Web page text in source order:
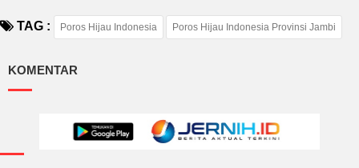
TAG : Poros Hijau Indonesia Poros Hijau Indonesia Provinsi Jambi
KOMENTAR